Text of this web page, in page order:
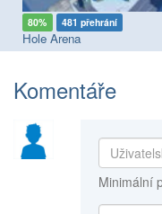
80% 481 přehrání
Hole Arena
Komentáře
Minimální